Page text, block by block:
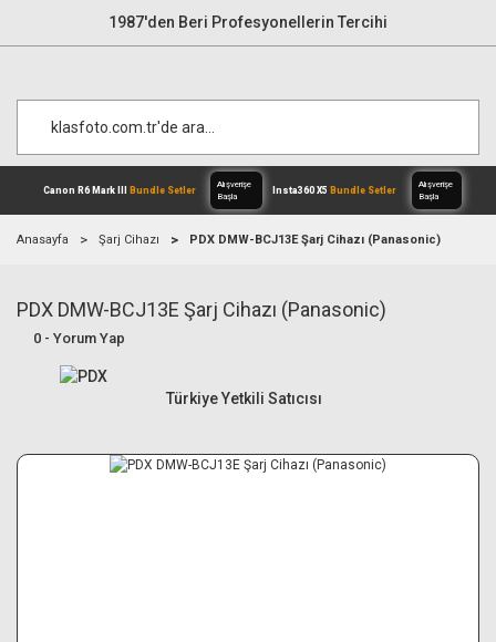
1987'den Beri Profesyonellerin Tercihi
Canon R6 Mark IIIBundle Setler
Alışverişe
Anasayfa Şarj Cihazı PDX DMW-BCJ13E Şarj Cihazı (Panasonic)
PDX DMW-BCJ13E Şarj Cihazı (Panasonic)
0 - Yorum Yap
Türkiye Yetkili Satıcısı